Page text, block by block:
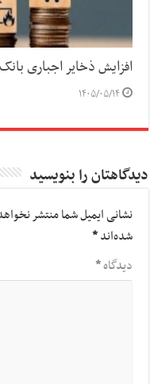
افزایش ذخایر اجباری
۱۴۰۵/۰۵/۱۴
دیدگاهتان را بنویسید
نشانی ایمیل شما منتشر
شده‌اند*
دیدگاه*